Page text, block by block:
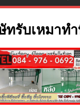
ทรับเหมาท